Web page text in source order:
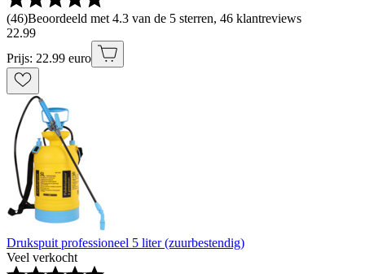
(46)Beoordeeld met 4.3 van de 5 sterren, 46 klantreviews
22.99
Prijs: 22.99 euro
Drukspuit professioneel 5 liter (zuurbestendig)
Veel verkocht